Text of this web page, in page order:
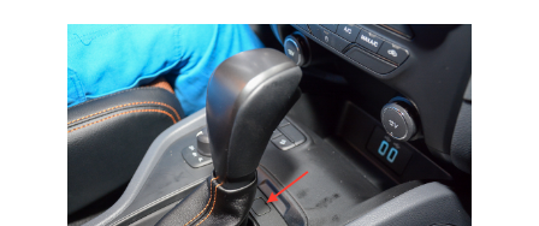
Sản phẩm khác
Tiện ích Bạn cần biết
Thông tin tòa soạn Liên hệ quảng cáo